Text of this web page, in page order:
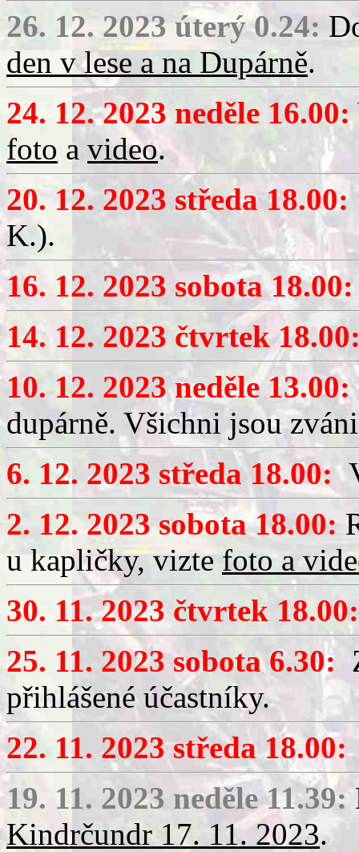
26. 12. 2023 úterý 0.24:
den v lese a na Dupárně.
24. 12. 2023 neděle 16.00:
foto a video.
20. 12. 2023 středa 18.00:
K.).
16. 12. 2023 sobota 18.00:
14. 12. 2023 čtvrtek
10. 12. 2023 neděle 13.00:
dupárně. Všichni jsou
6. 12. 2023 středa 18.00:
2. 12. 2023 sobota 18.00:
u kapličky, viztefoto a
30. 11. 2023 čtvrtek 18.00:
25. 11. 2023 sobota 6.30:
přihlášené účastníky.
22. 11. 2023 středa 18.00:
19. 11. 2023 neděle 11.39:
Kindrčundr 17. 11. 2023.